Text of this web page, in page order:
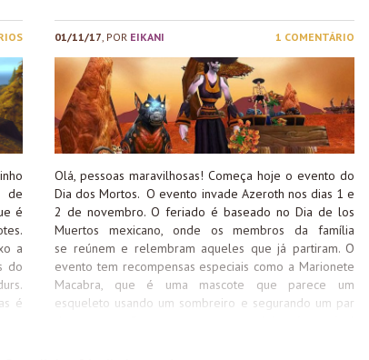
de
é
a
do
é
01/11/17, POR EIKANI 1 COMENTÁRIO
Olá, pessoas maravilhosas! Começa hoje o evento do
Dia dos Mortos. O evento invade Azeroth nos dias 1 e
2 de novembro. O feriado é baseado no Dia de los
Muertos mexicano, onde os membros da família
se reúnem e relembram aqueles que já partiram. O
evento tem recompensas especiais como a Marionete
Macabra, que é uma mascote que parece um
esqueleto usando um sombreiro e segurando um par